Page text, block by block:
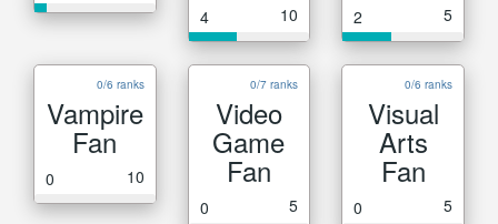
4 10 2 5
0/6 ranks
Vampire
Fan
0 10
0/7 ranks
Video
Game
Fan
0 5
0/6 ranks
Visual
Arts
Fan
0 5